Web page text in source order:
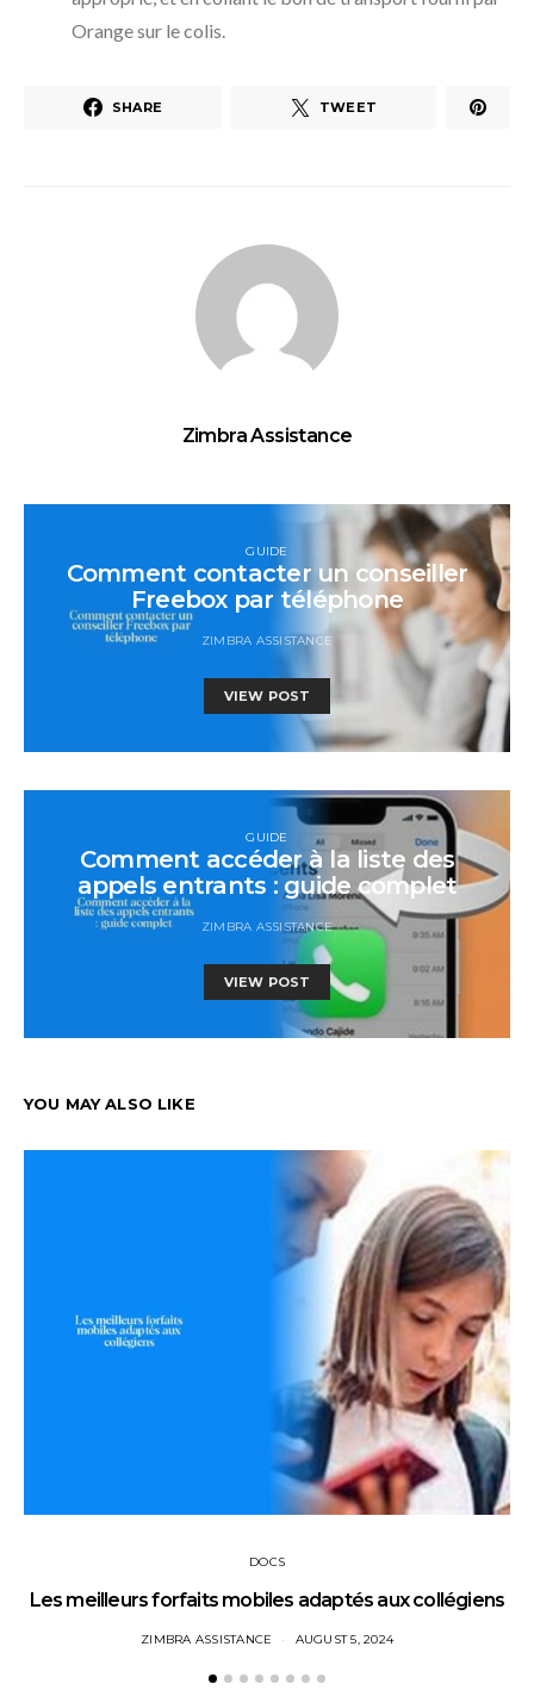
Orange sur le colis.
SHARE TWEET
Zimbra Assistance
GUIDE
Comment contacter un conseiller
Freebox par téléphone
ZIMBRA ASSISTANCE
VIEW POST
GUIDE
Comment accéder à la liste des
appels entrants : guide complet
ZIMBRA ASSISTANCE
VIEW POST
YOU MAY ALSO LIKE
DOCS
Les meilleurs forfaits mobiles adaptés aux collégiens
ZIMBRA ASSISTANCE AUGUST 5, 2024